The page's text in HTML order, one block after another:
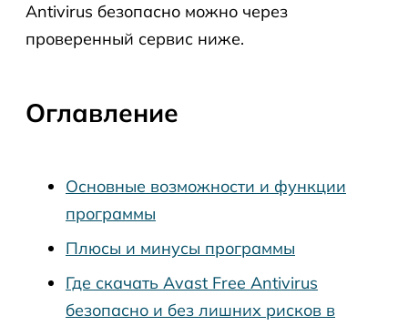
Antivirus безопасно можно через
проверенный сервис ниже.
Оглавление
Основные возможности и функции
программы
Плюсы и минусы программы
Где скачать Avast Free Antivirus
безопасно и без лишних рисков в